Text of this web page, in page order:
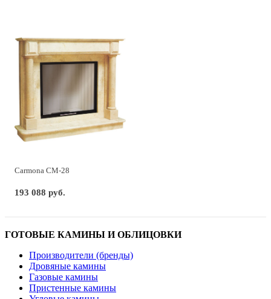
Carmona CM-28
193 088 руб.
ГОТОВЫЕ КАМИНЫ И ОБЛИЦОВКИ
Производители (бренды)
Дровяные камины
Газовые камины
Пристенные камины